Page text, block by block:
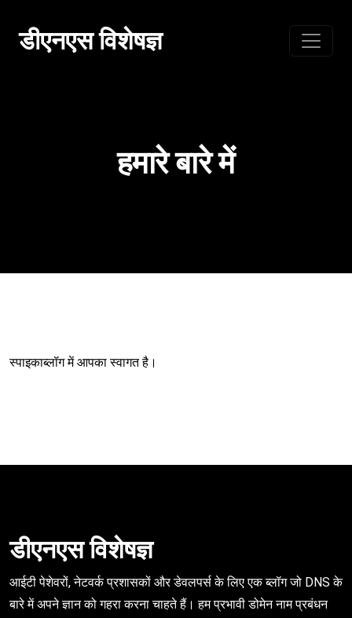
डीएनएस विशेषज्ञ
हमारे बारे में
स्पाइकाब्लॉग में आपका स्वागत है।
डीएनएस विशेषज्ञ
आईटी पेशेवरों, नेटवर्क प्रशासकों और डेवलपर्स के लिए एक ब्लॉग जो DNS के
बारे में अपने ज्ञान को गहरा करना चाहते हैं। हम प्रभावी डोमेन नाम प्रबंधन